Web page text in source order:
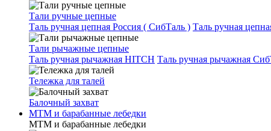
Тали ручные цепные
Таль ручная цепная Россия ( СибТаль ) Таль ручная
Тали рычажные цепные
Таль ручная рычажная HITCH Таль ручная рычажная
Тележка для талей
Балочный захват
МТМ и барабанные лебедки
МТМ и барабанные лебедки